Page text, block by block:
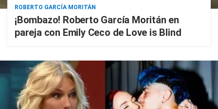
ROBERTO GARCÍA MORITÁN
¡Bombazo! Roberto García Moritán en
pareja con Emily Ceco de Love is Blind